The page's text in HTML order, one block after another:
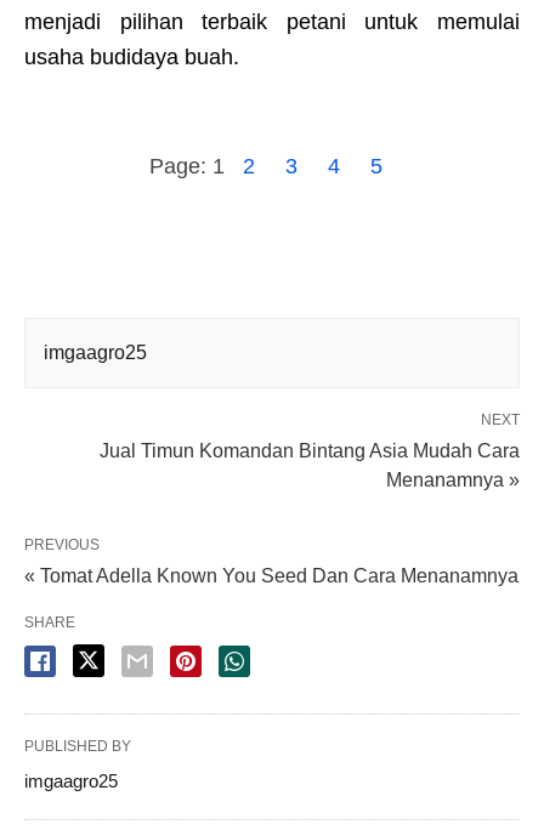
menjadi pilihan terbaik petani untuk memulai
usaha budidaya buah.
Page: 1 2 3 4 5
imgaagro25
NEXT
Jual Timun Komandan Bintang Asia Mudah Cara
Menanamnya »
PREVIOUS
« Tomat Adella Known You Seed Dan Cara Menanamnya
SHARE
PUBLISHED BY
imgaagro25